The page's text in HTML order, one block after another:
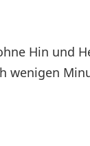
Hin und
wenigen